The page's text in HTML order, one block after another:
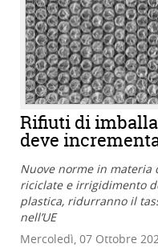
Rifiuti di
deve
Nuove norme in
riciclate e irrigidimento
plastica, ridurranno il
nell’UE
Mercoledì, 07 Ottobre